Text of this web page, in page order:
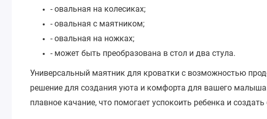
- овальная на колесиках;
- овальная с маятником;
- овальная на ножках;
- может быть преобразована в стол и два стула.
Универсальный маятник для кроватки с возможностью
решение для создания уюта и комфорта для вашего
плавное качание, что помогает успокоить ребенка и